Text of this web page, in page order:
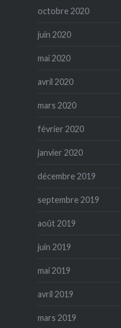
octobre 2020
juin 2020
mai 2020
avril 2020
mars 2020
février 2020
janvier 2020
décembre 2019
septembre 2019
août 2019
juin 2019
mai 2019
avril 2019
mars 2019